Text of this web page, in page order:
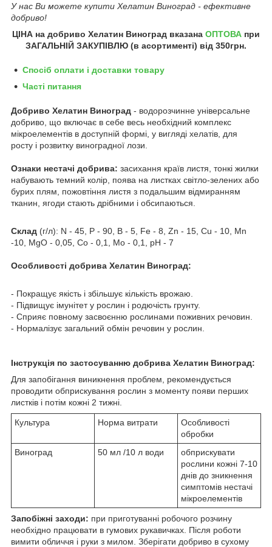
У нас Ви можете купити Хелатин Виноград - ефективне
добриво!
ЦІНА на добриво Хелатин Виноград вказана ОПТОВА при
ЗАГАЛЬНІЙ ЗАКУПІВЛЮ (в асортименті) від 350грн.
Спосіб оплати і доставки товару
Часті питання
Добриво Хелатин Виноград - водорозчинне універсальне
добриво, що включає в себе весь необхідний комплекс
мікроелементів в доступній формі, у вигляді хелатів, для
росту і розвитку виноградної лози.
Ознаки нестачі добрива: засихання країв листя, тонкі жилки
набувають темний колір, поява на листках світло-зелених або
бурих плям, пожовтіння листя з подальшим відмиранням
тканин, ягоди стають дрібними і обсипаються.
Склад (г/л): N - 45, P - 90, B - 5, Fe - 8, Zn - 15, Cu - 10, Mn
-10, MgO - 0,05, Co - 0,1, Mo - 0,1, pH - 7
Особливості добрива Хелатин Виноград:
- Покращує якість і збільшує кількість врожаю.
- Підвищує імунітет у рослин і родючість грунту.
- Сприяє повному засвоєнню рослинами поживних речовин.
- Нормалізує загальний обмін речовин у рослин.
Інструкція по застосуванню добрива Хелатин Виноград:
Для запобігання виникнення проблем, рекомендується
проводити обприскування рослин з моменту появи перших
листків і потім кожні 2 тижні.
Культура Норма витрати
Особливості
обробки
Виноград
50 мл /10 л води
обприскувати
рослини кожні 7-10
днів до зникнення
симптомів нестачі
мікроелементів
Запобіжні заходи: при приготуванні робочого розчину
необхідно працювати в гумових рукавичках. Після роботи
вимити обличчя і руки з милом. Зберігати добриво в сухому